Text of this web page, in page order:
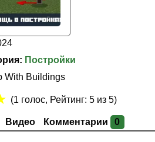
Постройки
With Buildings
Видео Комментарии 0
(1 голос, Рейтинг:5 из 5)